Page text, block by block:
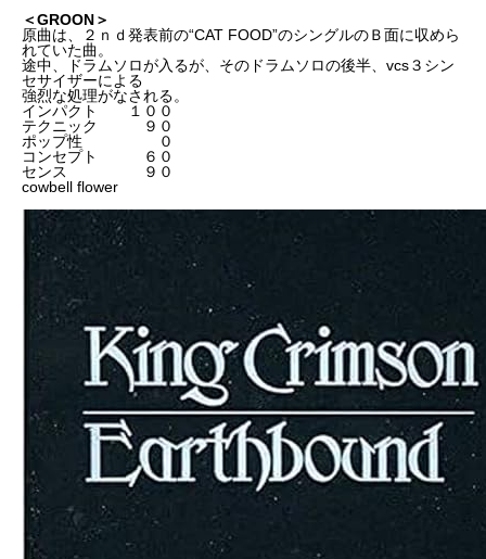
＜GROON＞
原曲は、２ｎｄ発表前の“CAT FOOD”のシングルのＢ面に収めら
れていた曲。
途中、ドラムソロが入るが、そのドラムソロの後半、vcs３シン
セサイザーによる
強烈な処理がなされる。
インパクト １００
テクニック ９０
ポップ性 ０
コンセプト ６０
センス ９０
cowbell flower